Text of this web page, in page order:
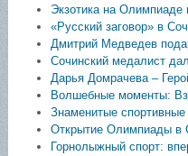
Экзотика на Олимпиаде
«Русский заговор» в
Дмитрий Медведев
Сочинский медалист
Дарья Домрачева –
Волшебные моменты:
Знаменитые
Открытие Олимпиады в
Горнолыжный спорт: